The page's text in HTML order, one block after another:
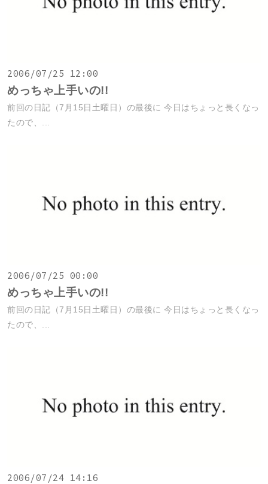
2006/07/25 12:00
めっちゃ上手いの!!
前回の日記（7月15日土曜日）の最後に 今日はちょっと長くなっ
たので、...
2006/07/25 00:00
めっちゃ上手いの!!
前回の日記（7月15日土曜日）の最後に 今日はちょっと長くなっ
たので、...
2006/07/24 14:16